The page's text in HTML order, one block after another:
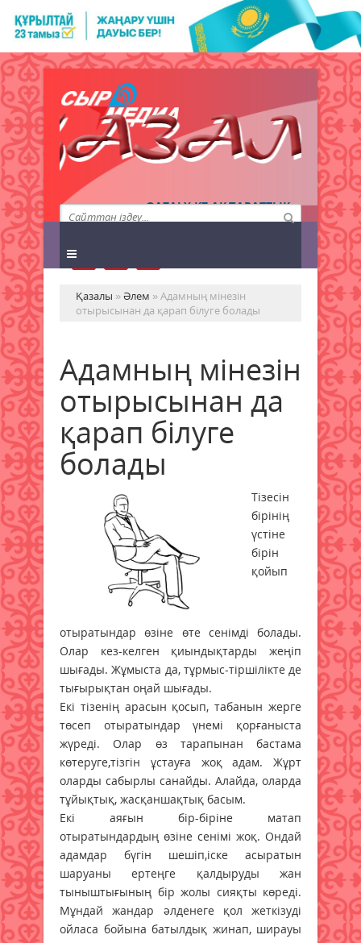
QAZALY.KZ АҚПАРАТТЫҚ
АГЕНТТІГІ
Қазалы »Әлем » Адамның мінезін
отырысынан да қарап білуге болады
Адамның мінезін
отырысынан да
қарап білуге
болады
Тізесін
бірінің
үстіне
бірін
қойып
отыратындар өзіне өте сенімді болады.
Олар кез-келген қиындықтарды жеңіп
шығады. Жұмыста да, тұрмыс-тіршілікте де
тығырықтан оңай шығады.
Екі тізенің арасын қосып, табанын жерге
төсеп отыратындар үнемі қорғаныста
жүреді. Олар өз тарапынан бастама
көтеруге,тізгін ұстауға жоқ адам. Жұрт
оларды сабырлы санайды. Алайда, оларда
тұйықтық, жасқаншақтық басым.
Екі аяғын бір-біріне матап
отыратындардың өзіне сенімі жоқ. Ондай
адамдар бүгін шешіп,іске асыратын
шаруаны ертеңге қалдыруды жан
тыныштығының бір жолы сияқты көреді.
Мұндай жандар әлденеге қол жеткізуді
ойласа бойына батылдық жинап, ширауы